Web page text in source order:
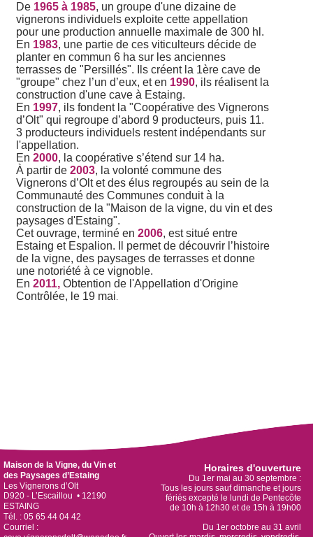
De 1965 à 1985, un groupe d'une dizaine de
vignerons individuels exploite cette appellation
pour une production annuelle maximale de 300 hl.
En 1983, une partie de ces viticulteurs décide de
planter en commun 6 ha sur les anciennes
terrasses de "Persillés". Ils créent la 1ère cave de
"groupe" chez l’un d’eux, et en 1990, ils réalisent la
construction d'une cave à Estaing.
En 1997, ils fondent la "Coopérative des Vignerons
d’Olt" qui regroupe d’abord 9 producteurs, puis 11.
3 producteurs individuels restent indépendants sur
l'appellation.
En2000, la coopérative s’étend sur 14 ha.
À partir de2003, la volonté commune des
Vignerons d’Olt et des élus regroupés au sein de la
Communauté des Communes conduit à la
construction de la "Maison de la vigne, du vin et des
paysages d'Estaing".
Cet ouvrage, terminé en2006, est situé entre
Estaing et Espalion. Il permet de découvrir l’histoire
de la vigne, des paysages de terrasses et donne
une notoriété à ce vignoble.
En2011, Obtention de l'Appellation d'Origine
Contrôlée, le 19 mai.
Maison de la Vigne, du Vin et
des Paysages d’Estaing
Les Vignerons d’Olt
D920 - L’Escaillou • 12190
ESTAING
Tél. : 05 65 44 04 42
Courriel :
Horaires d'ouverture
Du 1er mai au 30 septembre :
Tous les jours sauf dimanche et jours
fériés excepté le lundi de Pentecôte
de 10h à 12h30 et de 15h à 19h00
Du 1er octobre au 31 avril